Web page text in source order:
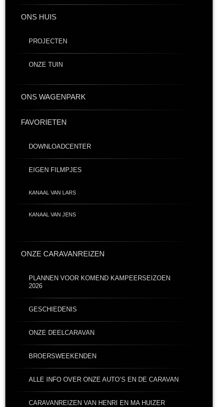
ONS HUIS
PROJECTEN
ONZE TUIN
ONS WAGENPARK
FAVORIETEN
DOWNLOADCENTER
EIGEN FILMPJES
KANAAL VAN LARS
KANAAL VAN JENS
ONZE CARAVANREIZEN
PLANNEN VOOR KOMEND KAMPEERSEIZOEN
2026
GESCHIEDENIS
ONZE DEELCARAVAN
BROERSWEEKENDEN
ALLE INFO OVER ONZE AUTO’S EN DE CARAVAN
CARAVANREIZEN VAN HENRI EN MA HUIZER